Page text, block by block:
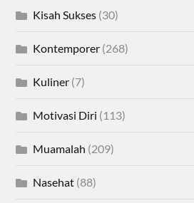
Kisah Sukses (30)
Kontemporer (268)
Kuliner (7)
Motivasi Diri (113)
Muamalah (209)
Nasehat (88)